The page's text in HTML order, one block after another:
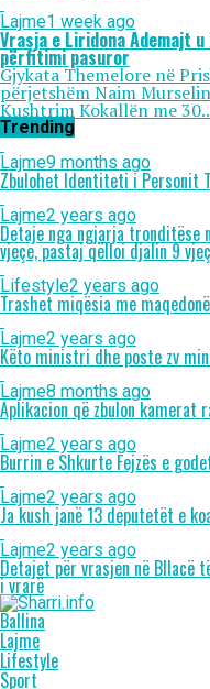
Lajme1 week ago
Vrasja e Liridona Ademajt
përfitimi pasuror
Gjykata Themelore në
përjetshëm Naim
Kushtrim Kokallën me
Trending
Lajme9 months ago
Zbulohet Identiteti i Personit
Lajme2 years ago
Detaje nga ngjarja tronditëse
vjeçe, pastaj qëlloi djalin 9
Lifestyle2 years ago
Trashet miqësia me
Lajme2 years ago
Këto ministri dhe poste zv
Lajme8 months ago
Aplikacion që zbulon
Lajme2 years ago
Burrin e Shkurte Fejzës e
Lajme2 years ago
Ja kush janë 13 deputetët e
Lajme2 years ago
Detajet për vrasjen në Bllacë
i vrarë
Ballina
Lajme
Lifestyle
Sport